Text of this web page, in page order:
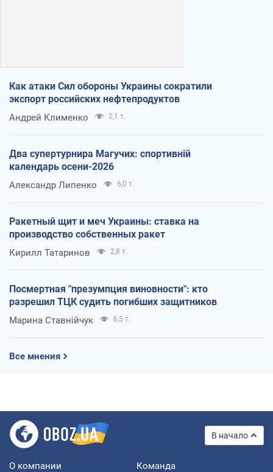
Как атаки Сил обороны Украины сократили
экспорт российских нефтепродуктов
Андрей Клименко 2,1 т.
Два супертурнира Магучих: спортивній
календарь осени-2026
Александр Липенко 6,0 т.
Ракетный щит и меч Украины: ставка на
производство собственных ракет
Кирилл Татаринов 2,8 т.
Посмертная "презумпция виновности": кто
разрешил ТЦК судить погибших защитников
Марина Ставнійчук 6,5 т.
Все мнения
В начало
О компании Команда